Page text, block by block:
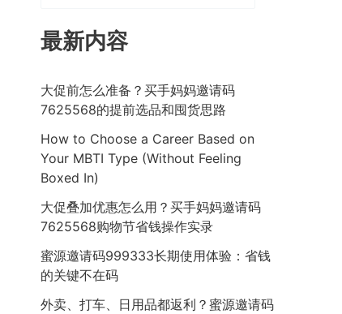
最新内容
大促前怎么准备？买手妈妈邀请码
7625568的提前选品和囤货思路
How to Choose a Career Based on
Your MBTI Type (Without Feeling
Boxed In)
大促叠加优惠怎么用？买手妈妈邀请码
7625568购物节省钱操作实录
蜜源邀请码999333长期使用体验：省钱
的关键不在码
外卖、打车、日用品都返利？蜜源邀请码